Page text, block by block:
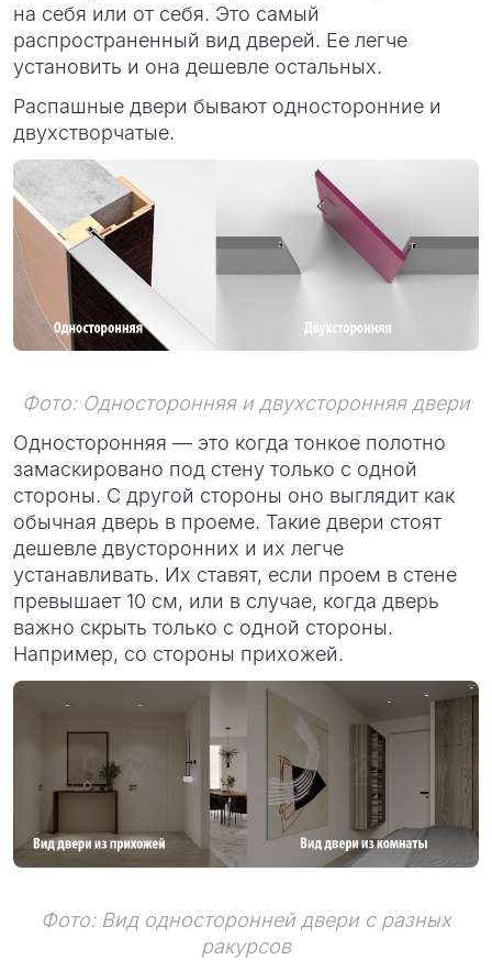
на себя или от себя. Это самый
распространенный вид дверей. Ее легче
установить и она дешевле остальных.
Распашные двери бывают односторонние и
двухстворчатые.
Фото: Односторонняя и двухсторонняя двери
Односторонняя — это когда тонкое полотно
замаскировано под стену только с одной
стороны. С другой стороны оно выглядит как
обычная дверь в проеме. Такие двери стоят
дешевле двусторонних и их легче
устанавливать. Их ставят, если проем в стене
превышает 10 см, или в случае, когда дверь
важно скрыть только с одной стороны.
Например, со стороны прихожей.
Фото: Вид односторонней двери с разных
ракурсов